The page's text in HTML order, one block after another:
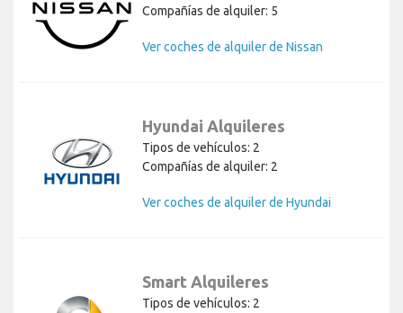
Compañías de alquiler: 5
Ver coches de alquiler de Nissan
Hyundai Alquileres
Tipos de vehículos: 2
Compañías de alquiler: 2
Ver coches de alquiler de Hyundai
Smart Alquileres
Tipos de vehículos: 2